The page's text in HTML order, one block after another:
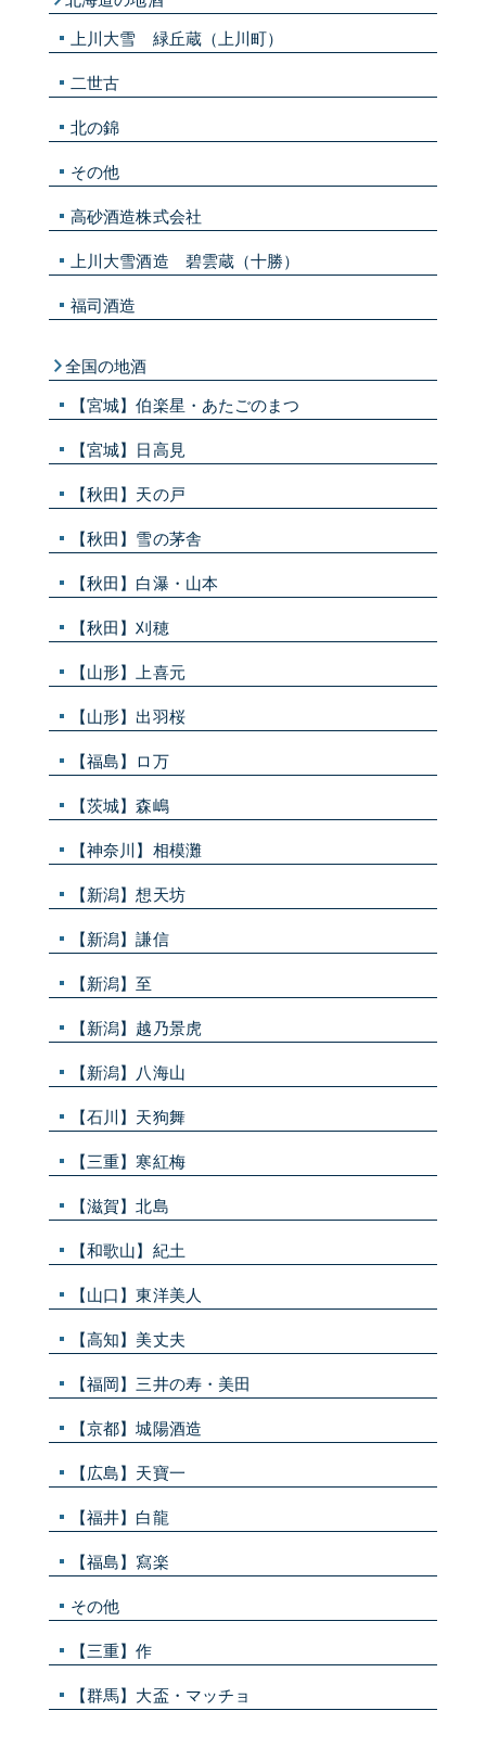
上川大雪 緑丘蔵（上川町）
二世古
北の錦
その他
高砂酒造株式会社
上川大雪酒造 碧雲蔵（十勝）
福司酒造
全国の地酒
【宮城】伯楽星・あたごのまつ
【宮城】日高見
【秋田】天の戸
【秋田】雪の茅舎
【秋田】白瀑・山本
【秋田】刈穂
【山形】上喜元
【山形】出羽桜
【福島】ロ万
【茨城】森嶋
【神奈川】相模灘
【新潟】想天坊
【新潟】謙信
【新潟】至
【新潟】越乃景虎
【新潟】八海山
【石川】天狗舞
【三重】寒紅梅
【滋賀】北島
【和歌山】紀土
【山口】東洋美人
【高知】美丈夫
【福岡】三井の寿・美田
【京都】城陽酒造
【広島】天寶一
【福井】白龍
【福島】寫楽
その他
【三重】作
【群馬】大盃・マッチョ